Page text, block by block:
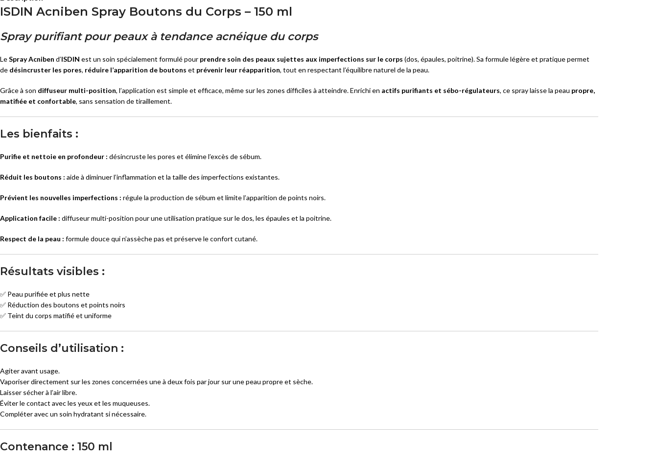
Eclat
Rides Installées
Anti-Age Global
Yeux et Lèvres
Solaires
Masques
Solaires peaux sensibles
SOINS PEAUX ATOPIQUES
Nettoyants
Solaires lèvres
ÉCLAT DU TEINT
CC Crèmes
DD Crèmes
ISDIN Acniben Spray Boutons du Corps – 150 ml
Spray purifiant pour peaux à tendance acnéique du corps
LeSpray Acniben d’ISDIN est un soin spécialement formulé pour prendre soin des peaux sujettes aux imperfections sur le corps (dos, épaules, poitrine). Sa formule légère et pratique permet
de désincruster les pores, réduire l’apparition de boutons et prévenir leur réapparition, tout en respectant l’équilibre naturel de la peau.
Grâce à son diffuseur multi-position, l’application est simple et efficace, même sur les zones difficiles à atteindre. Enrichi en actifs purifiants et sébo-régulateurs, ce spray laisse la peau propre,
matifiée et confortable, sans sensation de tiraillement.
Les bienfaits :
Purifie et nettoie en profondeur : désincruste les pores et élimine l’excès de sébum.
Réduit les boutons : aide à diminuer l’inflammation et la taille des imperfections existantes.
Prévient les nouvelles imperfections : régule la production de sébum et limite l’apparition de points noirs.
Application facile : diffuseur multi-position pour une utilisation pratique sur le dos, les épaules et la poitrine.
Respect de la peau : formule douce qui n’assèche pas et préserve le confort cutané.
Résultats visibles :
✅ Peau purifiée et plus nette
✅ Réduction des boutons et points noirs
✅ Teint du corps matifié et uniforme
Conseils d’utilisation :
Agiter avant usage.
Vaporiser directement sur les zones concernées une à deux fois par jour sur une peau propre et sèche.
Laisser sécher à l’air libre.
Éviter le contact avec les yeux et les muqueuses.
Compléter avec un soin hydratant si nécessaire.
Contenance : 150 ml